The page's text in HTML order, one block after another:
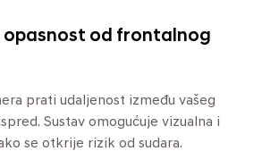
opasnost od frontalnog
prati udaljenost između vašeg
Sustav omogućuje vizualna i
se otkrije rizik od sudara.